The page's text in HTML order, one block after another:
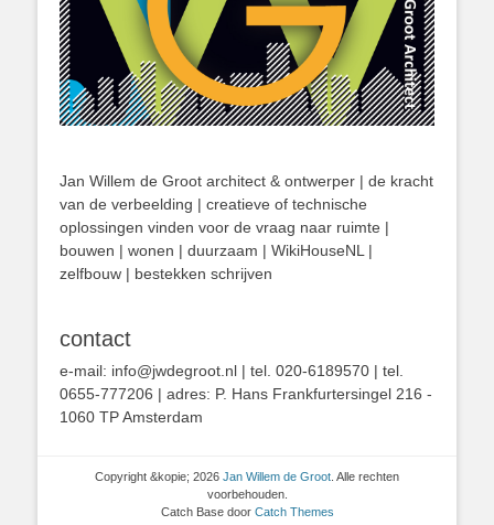
Jan Willem de Groot architect & ontwerper | de kracht
van de verbeelding | creatieve of technische
oplossingen vinden voor de vraag naar ruimte |
bouwen | wonen | duurzaam | WikiHouseNL |
zelfbouw | bestekken schrijven
contact
e-mail: info@jwdegroot.nl | tel. 020-6189570 | tel.
0655-777206 | adres: P. Hans Frankfurtersingel 216 -
1060 TP Amsterdam
Copyright &kopie; 2026 Jan Willem de Groot . Alle rechten
voorbehouden.
Catch Base door Catch Themes